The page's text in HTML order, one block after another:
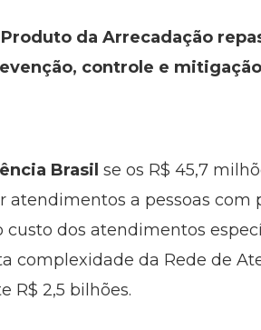
da Arrecadação
controle e
Brasil se os R$ 45,7
atendimentos a pessoas
dos atendimentos
complexidade da Rede de
R$ 2,5 bilhões.